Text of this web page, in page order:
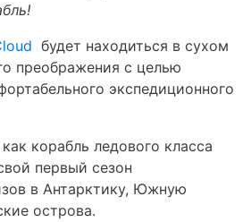
будет находиться в сухом
преображения с целью
экспедиционного
корабль ледового класса
первый сезон
в Антарктику, Южную
острова.